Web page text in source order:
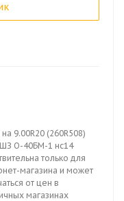
9.00R20 (260R508)
О-40БМ-1 нс14
только для
магазина и может
от цен в
магазинах